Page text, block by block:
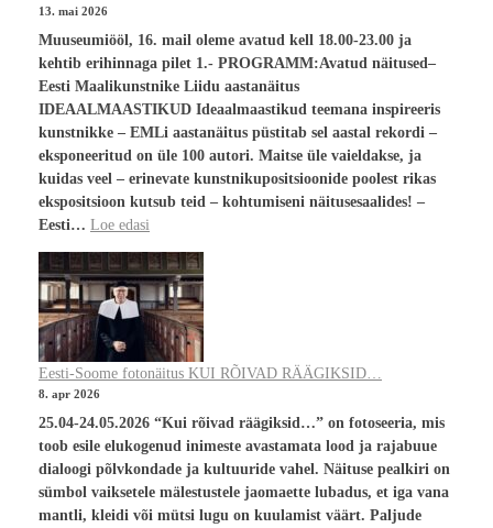
13. mai 2026
Muuseumiööl, 16. mail oleme avatud kell 18.00-23.00 ja
kehtib erihinnaga pilet 1.- PROGRAMM:Avatud näitused–
Eesti Maalikunstnike Liidu aastanäitus
IDEAALMAASTIKUD Ideaalmaastikud teemana inspireeris
kunstnikke – EMLi aastanäitus püstitab sel aastal rekordi –
eksponeeritud on üle 100 autori. Maitse üle vaieldakse, ja
kuidas veel – erinevate kunstnikupositsioonide poolest rikas
ekspositsioon kutsub teid – kohtumiseni näitusesaalides! –
Eesti… Loe edasi
Eesti-Soome fotonäitus KUI RÕIVAD RÄÄGIKSID…
8. apr 2026
25.04-24.05.2026 “Kui rõivad räägiksid…” on fotoseeria, mis
toob esile elukogenud inimeste avastamata lood ja rajabuue
dialoogi põlvkondade ja kultuuride vahel. Näituse pealkiri on
sümbol vaiksetele mälestustele jaomaette lubadus, et iga vana
mantli, kleidi või mütsi lugu on kuulamist väärt. Paljude